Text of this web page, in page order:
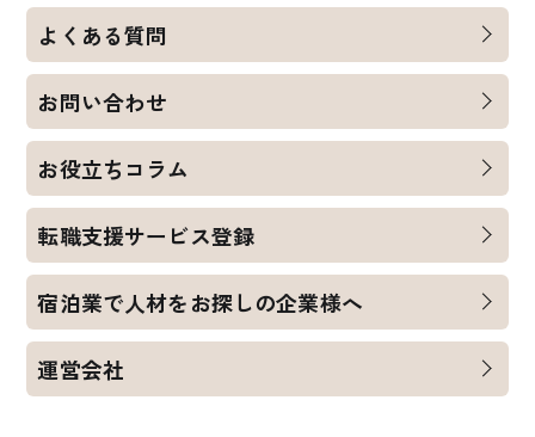
よくある質問
お問い合わせ
お役立ちコラム
転職支援サービス登録
宿泊業で人材をお探しの企業様へ
運営会社